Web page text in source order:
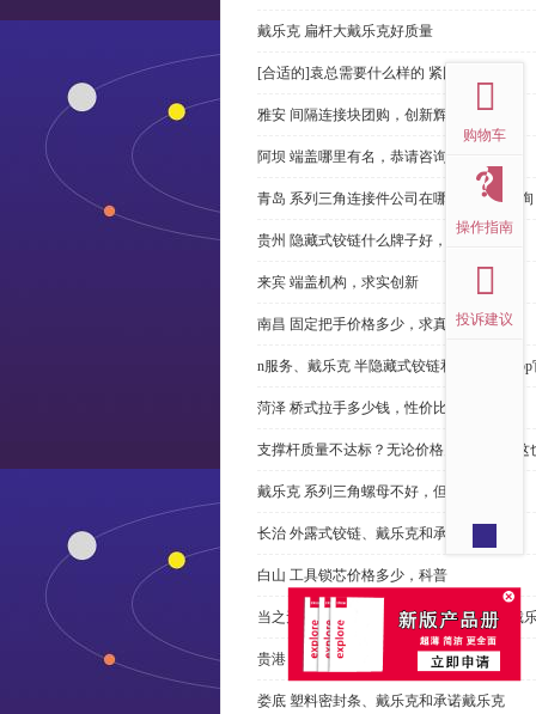
戴乐克 扁杆大戴乐克好质量
[合适的]袁总需要什么样的 紧固件？
雅安 间隔连接块团购，创新辉煌
阿坝 端盖哪里有名，恭请咨询
青岛 系列三角连接件公司在哪里，免费咨询
贵州 隐藏式铰链什么牌子好，恭请来电
来宾 端盖机构，求实创新
南昌 固定把手价格多少，求真务实
n服务、戴乐克 半隐藏式铰链和米乐体育
菏泽 桥式拉手多少钱，性价比高
支撑杆质量不达标？无论价格多么便宜，这
戴乐克 系列三角螺母不好，但更好
长治 外露式铰链、戴乐克和承诺戴乐克
白山 工具锁芯价格多少，科普
当之无愧的优秀宁波 直角回转锁制造商-戴
贵港 端盖制造商以其戴乐克下单
娄底 塑料密封条、戴乐克和承诺戴乐克
购物车
操作指南
投诉建议